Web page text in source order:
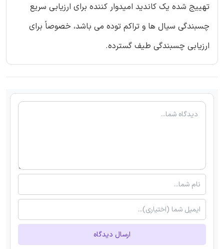
تهییج شده یک کاندید امیدوار کننده برای ارزیابی سریع
چسبندگی سیال ها و تراکم توده می باشد، خصوصاً برای
ارزیابی چسبندگی طیف گسترده.
ارسال دیدگاه